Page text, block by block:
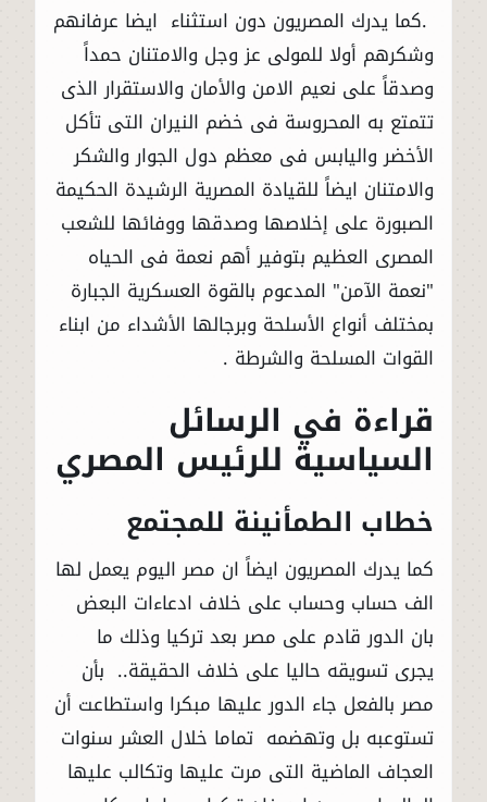
.كما يدرك المصريون دون استثناء ايضا عرفانهم
وشكرهم أولا للمولى عز وجل والامتنان حمداً
وصدقاً على نعيم الامن والأمان والاستقرار الذى
تتمتع به المحروسة فى خضم النيران التى تأكل
الأخضر واليابس فى معظم دول الجوار والشكر
والامتنان ايضاً للقيادة المصرية الرشيدة الحكيمة
الصبورة على إخلاصها وصدقها ووفائها للشعب
المصرى العظيم بتوفير أهم نعمة فى الحياه
"نعمة الآمن" المدعوم بالقوة العسكرية الجبارة
بمختلف أنواع الأسلحة وبرجالها الأشداء من ابناء
القوات المسلحة والشرطة .
قراءة في الرسائل
السياسية للرئيس المصري
خطاب الطمأنينة للمجتمع
كما يدرك المصريون ايضاً ان مصر اليوم يعمل لها
الف حساب وحساب على خلاف ادعاءات البعض
بان الدور قادم على مصر بعد تركيا وذلك ما
يجرى تسويقه حاليا على خلاف الحقيقة.. بأن
مصر بالفعل جاء الدور عليها مبكرا واستطاعت أن
تستوعبه بل وتهضمه تماما خلال العشر سنوات
العجاف الماضية التى مرت عليها وتكالب عليها